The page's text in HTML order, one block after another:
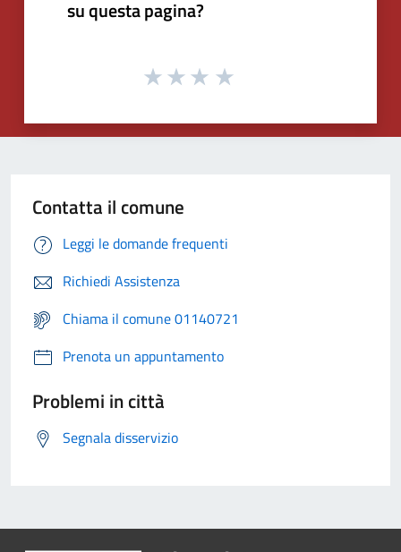
su questa pagina?
Contatta il comune
Leggi le domande frequenti
Richiedi Assistenza
Chiama il comune 01140721
Prenota un appuntamento
Problemi in città
Segnala disservizio